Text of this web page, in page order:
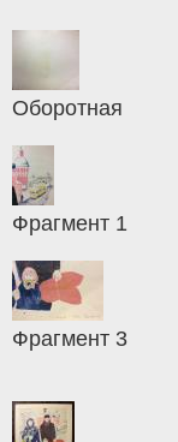
Оборотная
Фрагмент 1
Фрагмент 3